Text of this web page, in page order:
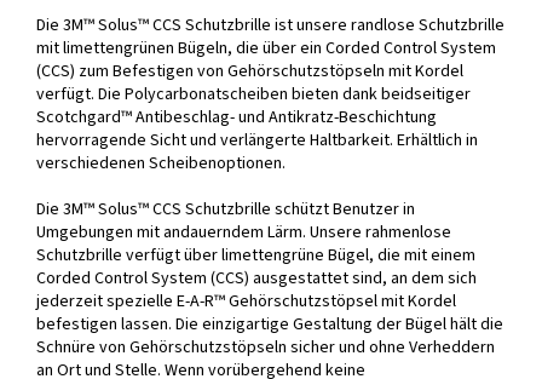
Die 3M™ Solus™ CCS Schutzbrille ist unsere randlose Schutzbrille
mit limettengrünen Bügeln, die über ein Corded Control System
(CCS) zum Befestigen von Gehörschutzstöpseln mit Kordel
verfügt. Die Polycarbonatscheiben bieten dank beidseitiger
Scotchgard™ Antibeschlag- und Antikratz-Beschichtung
hervorragende Sicht und verlängerte Haltbarkeit. Erhältlich in
verschiedenen Scheibenoptionen.
Die 3M™ Solus™ CCS Schutzbrille schützt Benutzer in
Umgebungen mit andauerndem Lärm. Unsere rahmenlose
Schutzbrille verfügt über limettengrüne Bügel, die mit einem
Corded Control System (CCS) ausgestattet sind, an dem sich
jederzeit spezielle E-A-R™ Gehörschutzstöpsel mit Kordel
befestigen lassen. Die einzigartige Gestaltung der Bügel hält die
Schnüre von Gehörschutzstöpseln sicher und ohne Verheddern
an Ort und Stelle. Wenn vorübergehend keine